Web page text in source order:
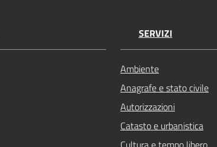
SERVIZI
Ambiente
Anagrafe e stato civile
Autorizzazioni
Catasto e urbanistica